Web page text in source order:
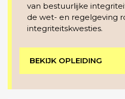
van bestuurlijke
de wet- en regelgeving
integriteitskwesties.
BEKIJK OPLEIDING